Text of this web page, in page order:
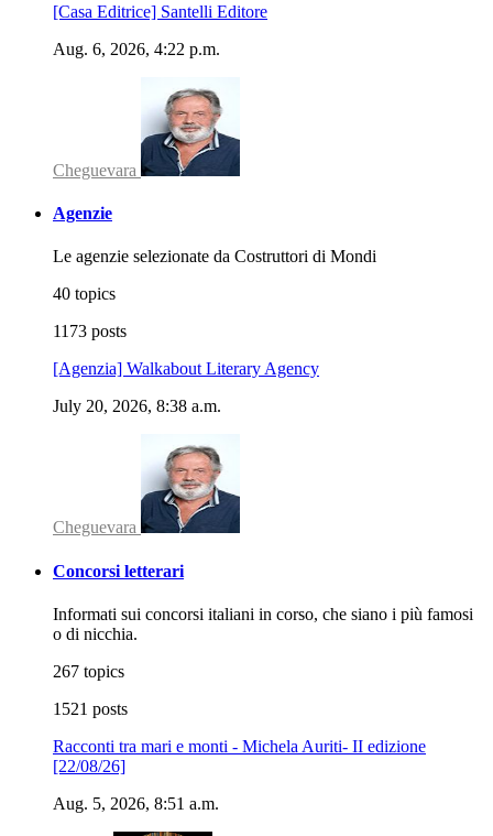
[Casa Editrice] Santelli Editore
Aug. 6, 2026, 4:22 p.m.
Cheguevara
Agenzie
Le agenzie selezionate da Costruttori di Mondi
40 topics
1173 posts
[Agenzia] Walkabout Literary Agency
July 20, 2026, 8:38 a.m.
Cheguevara
Concorsi letterari
Informati sui concorsi italiani in corso, che siano i più famosi
o di nicchia.
267 topics
1521 posts
Racconti tra mari e monti - Michela Auriti- II edizione
[22/08/26]
Aug. 5, 2026, 8:51 a.m.